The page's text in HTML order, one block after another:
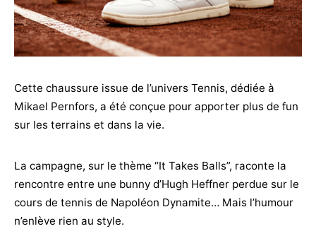
Cette chaussure issue de l’univers Tennis, dédiée à
Mikael Pernfors, a été conçue pour apporter plus de fun
sur les terrains et dans la vie.
La campagne, sur le thème “It Takes Balls”, raconte la
rencontre entre une bunny d’Hugh Heffner perdue sur le
cours de tennis de Napoléon Dynamite… Mais l’humour
n’enlève rien au style.